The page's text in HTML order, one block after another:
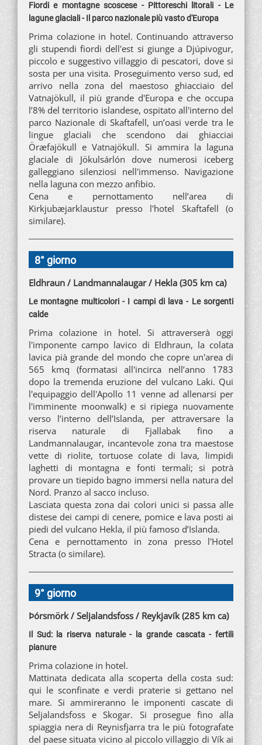
Fiordi e montagne scoscese - Pittoreschi litorali - Le
lagune glaciali - Il parco nazionale più vasto d'Europa
Prima colazione in hotel. Continuando attraverso
gli stupendi fiordi dell'est si giunge a Djúpivogur,
piccolo e suggestivo villaggio di pescatori, dove si
sosta per una visita. Proseguimento verso sud, ed
arrivo nella zona del maestoso ghiacciaio del
Vatnajökull, il più grande d'Europa e che occupa
l’8% del territorio islandese, ospitato all'interno del
parco Nazionale di Skaftafell, un’oasi verde tra le
lingue glaciali che scendono dai ghiacciai
Öræfajökull e Vatnajökull. Si ammira la laguna
glaciale di Jökulsárlón dove numerosi iceberg
galleggiano silenziosi nell'immenso. Navigazione
nella laguna con mezzo anfibio.
Cena e pernottamento nell’area di
Kirkjubæjarklaustur presso l'hotel Skaftafell (o
similare).
8° giorno
Eldhraun / Landmannalaugar / Hekla (305 km ca)
Le montagne multicolori - I campi di lava - Le sorgenti
calde
Prima colazione in hotel. Si attraverserà oggi
l'imponente campo lavico di Eldhraun, la colata
lavica pià grande del mondo che copre un'area di
565 kmq (formatasi all'incirca nell’anno 1783
dopo la tremenda eruzione del vulcano Laki. Qui
l'equipaggio dell'Apollo 11 venne ad allenarsi per
l'imminente moonwalk) e si ripiega nuovamente
verso l’interno dell’Islanda, per attraversare la
riserva naturale di Fjallabak fino a
Landmannalaugar, incantevole zona tra maestose
vette di riolite, tortuose colate di lava, limpidi
laghetti di montagna e fonti termali; si potrà
provare un tiepido bagno immersi nella natura del
Nord. Pranzo al sacco incluso.
Lasciata questa zona dai colori unici si passa alle
distese dei campi di cenere, pomice e lava posti ai
piedi del vulcano Hekla, il più famoso d’Islanda.
Cena e pernottamento in zona presso l'Hotel
Stracta (o similare).
9° giorno
Þórsmörk / Seljalandsfoss / Reykjavík (285 km ca)
Il Sud: la riserva naturale - la grande cascata - fertili
pianure
Prima colazione in hotel.
Mattinata dedicata alla scoperta della costa sud:
qui le sconfinate e verdi praterie si gettano nel
mare. Si ammireranno le imponenti cascate di
Seljalandsfoss e Skogar. Si prosegue fino alla
spiaggia nera di Reynisfjarra tra le più fotografate
del paese situata vicino al piccolo villaggio di Vík ai